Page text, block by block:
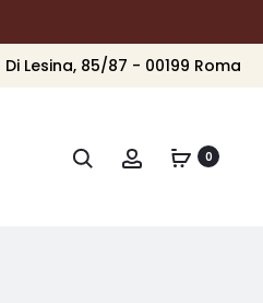
Lesina, 85/87 - 00199 Roma
Cerca Account0